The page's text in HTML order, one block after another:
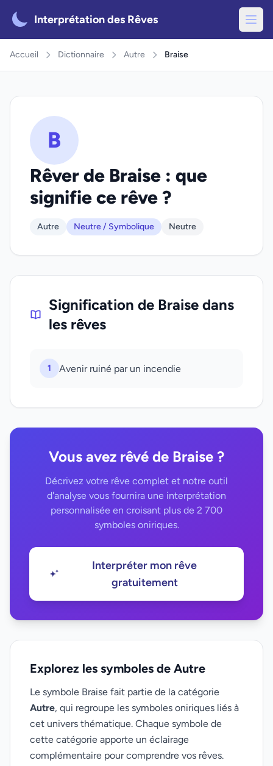
Interprétation des Rêves
Accueil Dictionnaire Autre Braise
B
Rêver de Braise : que
signifie ce rêve ?
Autre Neutre / Symbolique Neutre
Signification de Braise dans
les rêves
1 Avenir ruiné par un incendie
Vous avez rêvé de Braise ?
Décrivez votre rêve complet et notre outil
d'analyse vous fournira une interprétation
personnalisée en croisant plus de 2 700
symboles oniriques.
Interpréter mon rêve
gratuitement
Explorez les symboles de Autre
Le symbole Braise fait partie de la catégorie
Autre, qui regroupe les symboles oniriques liés à
cet univers thématique. Chaque symbole de
cette catégorie apporte un éclairage
complémentaire pour comprendre vos rêves.